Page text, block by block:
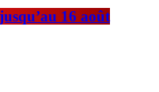
16 août